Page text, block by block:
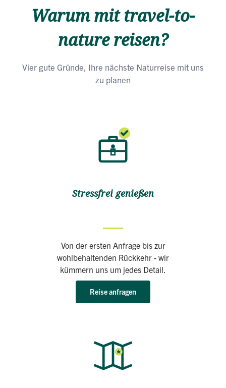
Warum mit travel-to-
nature reisen?
Vier gute Gründe, Ihre nächste Naturreise mit uns
zu planen
Stressfrei genießen
Von der ersten Anfrage bis zur
wohlbehaltenden Rückkehr - wir
kümmern uns um jedes Detail.
Reise anfragen